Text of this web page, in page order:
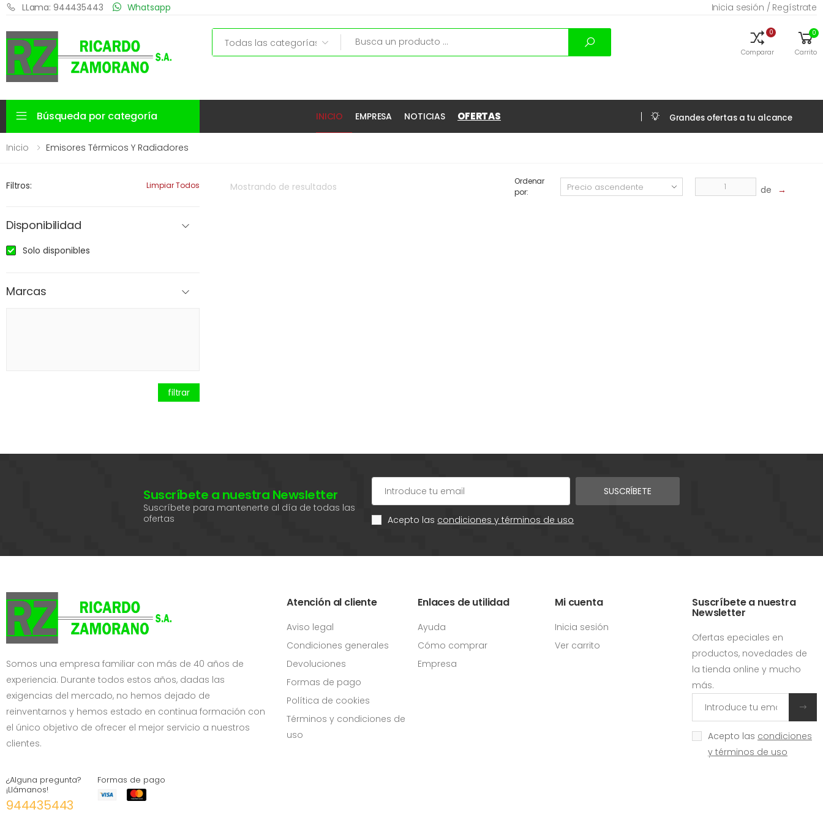
LLama: 944435443 Whatsapp Inicia sesión / Regístrate
Search 0
Comparar
0
Carrito
Búsqueda por categoría INICIO EMPRESA NOTICIAS OFERTAS Grandes ofertas a tu alcance
Inicio Emisores Térmicos Y Radiadores
Mostrando de resultados
Ordenar
por:
de →
Filtros: Limpiar Todos
Disponibilidad
Solo disponibles
Marcas
filtrar
Suscríbete a nuestra Newsletter
Suscríbete para mantenerte al día de todas las
ofertas
SUSCRÍBETE
Acepto las condiciones y términos de uso
Somos una empresa familiar con más de 40 años de
experiencia. Durante todos estos años, dadas las
exigencias del mercado, no hemos dejado de
reinventarnos y hemos estado en continua formación con
el único objetivo de ofrecer el mejor servicio a nuestros
clientes.
¿Alguna pregunta?
¡Llámanos!
944435443
Formas de pago
Atención al cliente
Aviso legal
Condiciones generales
Devoluciones
Formas de pago
Política de cookies
Términos y condiciones de
uso
Enlaces de utilidad
Ayuda
Cómo comprar
Empresa
Mi cuenta
Inicia sesión
Ver carrito
Suscríbete a nuestra
Newsletter
Ofertas epeciales en
productos, novedades de
la tienda online y mucho
más.
Acepto las condiciones
y términos de uso